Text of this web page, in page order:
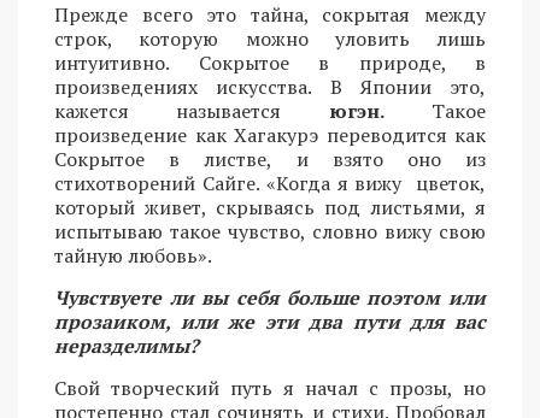
Прежде всего это тайна, сокрытая между
строк, которую можно уловить лишь
интуитивно. Сокрытое в природе, в
произведениях искусства. В Японии это,
кажется называется югэн.Такое
произведение как Хагакурэ переводится как
Сокрытое в листве, и взято оно из
стихотворений Сайге. «Когда я вижу цветок,
который живет, скрываясь под листьями, я
испытываю такое чувство, словно вижу свою
тайную любовь».
Чувствуете ли вы себя больше поэтом или
прозаиком, или же эти два пути для вас
неразделимы?
Свой творческий путь я начал с прозы, но
постепенно стал сочинять и стихи. Пробовал